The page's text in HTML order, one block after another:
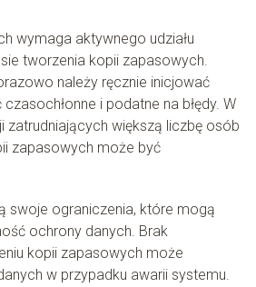
wymaga aktywnego udziału
tworzenia kopii zapasowych.
należy ręcznie inicjować
i podatne na błędy. W
zatrudniających większą liczbę osób
zapasowych może być
swoje ograniczenia, które mogą
ochrony danych. Brak
kopii zapasowych może
w przypadku awarii systemu.